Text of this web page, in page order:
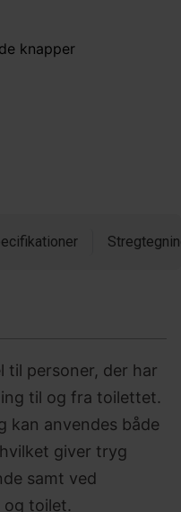
knapper
til personer, der har
til og fra toilettet.
kan anvendes både
giver tryg
samt ved
toilet.